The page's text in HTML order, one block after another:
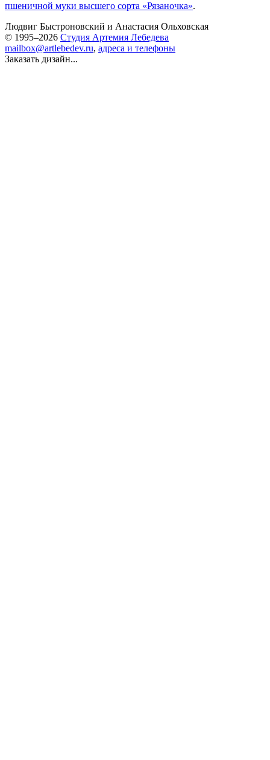
пшеничной муки высшего сорта «Рязаночка».
Людвиг Быстроновский и Анастасия Ольховская
© 1995–2026 Студия Артемия Лебедева
mailbox@artlebedev.ru, адреса и телефоны
Заказать дизайн...